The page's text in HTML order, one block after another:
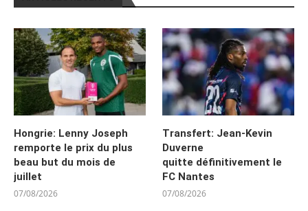
Hongrie: Lenny Joseph
remporte le prix du plus
beau but du mois de
juillet
07/08/2026
Transfert: Jean-Kevin
Duverne
quitte définitivement le
FC Nantes
07/08/2026